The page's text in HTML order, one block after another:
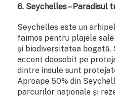
6. Seychelles – Paradisul
Seychelles este un
faimos pentru plajele
și biodiversitatea bogată.
accent deosebit pe
dintre insule sunt
Aproape 50% din
parcurilor naționale și